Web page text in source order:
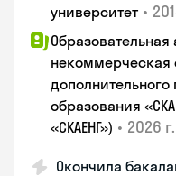
университет •
Образовательная
некоммерческая
образования
«СКАЕНГ») • 2026 г.
Окончила